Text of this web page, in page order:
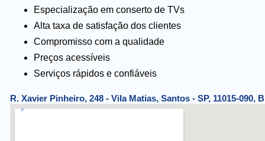
Especialização em conserto de TVs
Alta taxa de satisfação dos clientes
Compromisso com a qualidade
Preços acessíveis
Serviços rápidos e confiáveis
R. Xavier Pinheiro, 248 - Vila Matias, Santos - SP, 11015-090,